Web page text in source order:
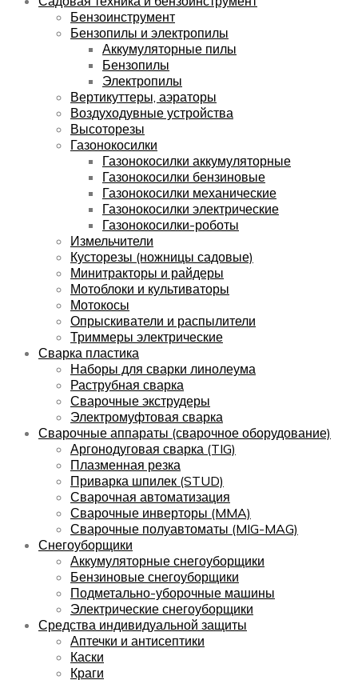
Бензоинструмент
Бензопилы и электропилы
Аккумуляторные пилы
Бензопилы
Электропилы
Вертикуттеры, аэраторы
Воздуходувные устройства
Высоторезы
Газонокосилки
Газонокосилки аккумуляторные
Газонокосилки бензиновые
Газонокосилки механические
Газонокосилки электрические
Газонокосилки-роботы
Измельчители
Кусторезы (ножницы садовые)
Минитракторы и райдеры
Мотоблоки и культиваторы
Мотокосы
Опрыскиватели и распылители
Триммеры электрические
Сварка пластика
Наборы для сварки линолеума
Раструбная сварка
Сварочные экструдеры
Электромуфтовая сварка
Сварочные аппараты (сварочное оборудование)
Аргонодуговая сварка (TIG)
Плазменная резка
Приварка шпилек (STUD)
Сварочная автоматизация
Сварочные инверторы (MMA)
Сварочные полуавтоматы (MIG-MAG)
Снегоуборщики
Аккумуляторные снегоуборщики
Бензиновые снегоуборщики
Подметально-уборочные машины
Электрические снегоуборщики
Средства индивидуальной защиты
Аптечки и антисептики
Каски
Краги